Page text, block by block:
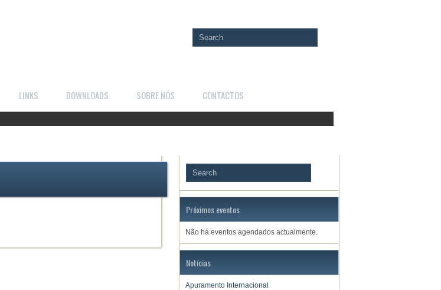
LINKS DOWNLOADS SOBRE NÓS CONTACTOS
Próximos eventos
Não há eventos agendados actualmente.
Notícias
Apuramento Internacional